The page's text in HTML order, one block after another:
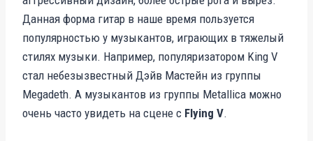
Данная форма гитар в наше время пользуется
популярностью у музыкантов, играющих в тяжелый
стилях музыки. Например, популяризатором King V
стал небезызвестный Дэйв Мастейн из группы
Megadeth. А музыкантов из группы Metallica можно
очень часто увидеть на сцене с Flying V.